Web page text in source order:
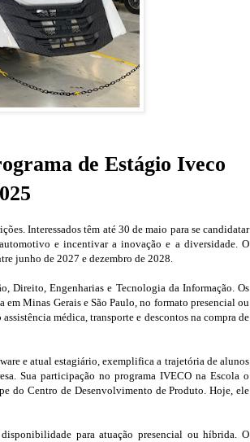
de Estágio Iveco
Interessados têm até 30 de maio para se candidatar
e incentivar a inovação e a diversidade. O
junho de 2027 e dezembro de 2028.
Direito, Engenharias e Tecnologia da Informação. Os
em Minas Gerais e São Paulo, no formato presencial ou
médica, transporte e descontos na compra de
e atual estagiário, exemplifica a trajetória de alunos
Sua participação no programa IVECO na Escola o
do Centro de Desenvolvimento de Produto. Hoje, ele
para atuação presencial ou híbrida. O